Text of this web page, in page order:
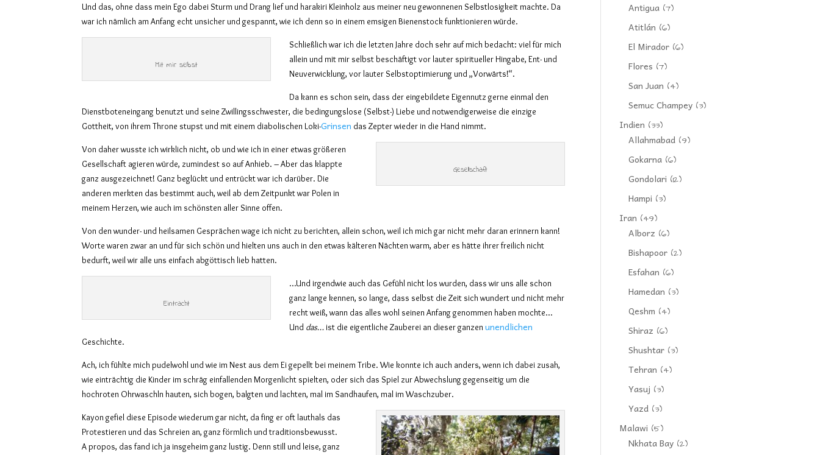
Und das, ohne dass mein Ego dabei Sturm und Drang lief und harakiri Kleinholz aus meiner neu gewonnenen Selbstlosigkeit machte. Da
war ich nämlich am Anfang echt unsicher und gespannt, wie ich denn so in einem emsigen Bienenstock funktionieren würde.
Mit mir selbst
Schließlich war ich die letzten Jahre doch sehr auf mich bedacht: viel für mich
allein und mit mir selbst beschäftigt vor lauter spiritueller Hingabe, Ent- und
Neuverwicklung, vor lauter Selbstoptimierung und „Vorwärts!“.
Da kann es schon sein, dass der eingebildeteEigennutz gerne einmal den
Dienstboteneingang benutzt und seine Zwillingsschwester, die bedingungslose (Selbst-) Liebe und notwendigerweise die einzige
Gottheit, von ihrem Throne stupst und mit einem diabolischen Loki-Grinsen das Zepter wieder in die Hand nimmt.
Gesellschaft
Von daher wusste ich wirklich nicht, ob und wie ich in einer etwas größeren
Gesellschaft agieren würde, zumindest so auf Anhieb. – Aber das klappte
ganz ausgezeichnet! Ganz beglückt und entrückt war ich darüber. Die
anderen merkten das bestimmt auch, weil ab dem Zeitpunkt war Polen in
meinem Herzen, wie auch im schönsten aller Sinne offen.
Von den wunder- und heilsamen Gesprächen wage ich nicht zu berichten, allein schon, weil ich mich gar nicht mehr daran erinnern kann!
Worte waren zwar an und für sich schön und hielten uns auch in den etwas kälteren Nächten warm, aber es hätte ihrer freilich nicht
bedurft, weil wir alle uns einfach abgöttisch lieb hatten.
Eintracht
…Und irgendwie auch das Gefühl nicht los wurden, dass wir uns alle schon
ganz lange kennen, so lange, dass selbst die Zeit sich wundert und nicht mehr
rechtweiß, wann das alleswohl seinen Anfang genommen haben mochte…
Und das… ist die eigentliche Zauberei an dieser ganzenunendlichen
Geschichte.
Ach, ich fühlte mich pudelwohl und wie im Nest aus dem Ei gepellt bei meinem Tribe. Wie konnte ich auch anders, wenn ich dabei zusah,
wie einträchtig die Kinder im schräg einfallenden Morgenlicht spielten, oder sich das Spiel zur Abwechslung gegenseitig um die
hochroten Ohrwaschln hauten, sich bogen, balgten und lachten, mal im Sandhaufen, mal im Waschzuber.
Kayon gefiel diese Episode wiederum gar nicht, da fing er oft lauthals das
Protestieren und das Schreien an, ganz förmlich und traditionsbewusst.
A propos, das fand ich ja insgeheim ganz lustig. Denn still und leise, ganz
Antigua (7)
Atitlán (6)
El Mirador (6)
Flores (7)
San Juan (4)
Semuc Champey (3)
Indien (33)
Allahmabad (9)
Gokarna (6)
Gondolari (12)
Hampi (3)
Iran (49)
Alborz (6)
Bishapoor (2)
Esfahan (6)
Hamedan (3)
Qeshm (4)
Shiraz (6)
Shushtar (3)
Tehran (4)
Yasuj (3)
Yazd (3)
Malawi (5)
Nkhata Bay (2)